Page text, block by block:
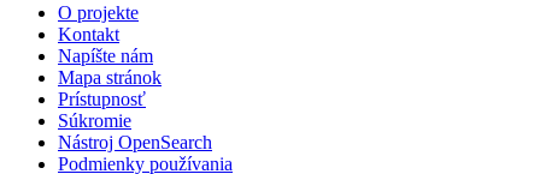
O projekte
Kontakt
Napíšte nám
Mapa stránok
Prístupnosť
Súkromie
Nástroj OpenSearch
Podmienky používania